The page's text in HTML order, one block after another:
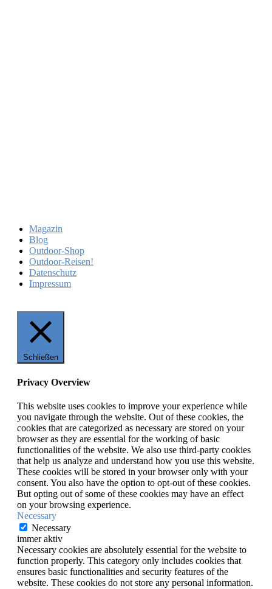
Magazin
Blog
Outdoor-Shop
Outdoor-Reisen!
Datenschutz
Impressum
Schließen
Privacy Overview
This website uses cookies to improve your experience while
you navigate through the website. Out of these cookies, the
cookies that are categorized as necessary are stored on your
browser as they are essential for the working of basic
functionalities of the website. We also use third-party cookies
that help us analyze and understand how you use this website.
These cookies will be stored in your browser only with your
consent. You also have the option to opt-out of these cookies.
But opting out of some of these cookies may have an effect
on your browsing experience.
Necessary
Necessary
immer aktiv
Necessary cookies are absolutely essential for the website to
function properly. This category only includes cookies that
ensures basic functionalities and security features of the
website. These cookies do not store any personal information.